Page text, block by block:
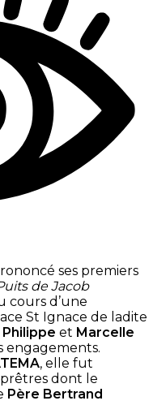
ses premiers
de Jacob
cours d’une
St Ignace de ladite
Philippe et Marcelle
engagements.
, elle fut
dont le
Père Bertrand